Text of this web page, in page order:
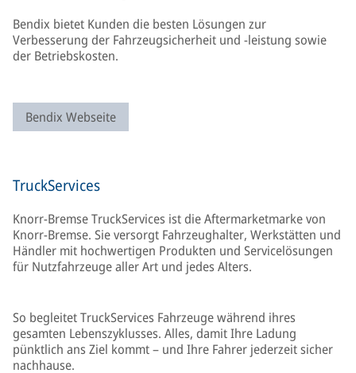
Bendix bietet Kunden die besten Lösungen zur
Verbesserung der Fahrzeugsicherheit und -leistung sowie
der Betriebskosten.
Bendix Webseite
TruckServices
Knorr-Bremse TruckServices ist die Aftermarketmarke von
Knorr-Bremse. Sie versorgt Fahrzeughalter, Werkstätten und
Händler mit hochwertigen Produkten und Servicelösungen
für Nutzfahrzeuge aller Art und jedes Alters.
So begleitet TruckServices Fahrzeuge während ihres
gesamten Lebenszyklusses. Alles, damit Ihre Ladung
pünktlich ans Ziel kommt – und Ihre Fahrer jederzeit sicher
nachhause.